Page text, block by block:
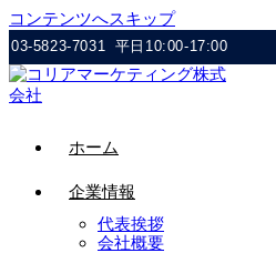
コンテンツへスキップ
03-5823-7031 平日10:00-17:00
ホーム
企業情報
代表挨拶
会社概要